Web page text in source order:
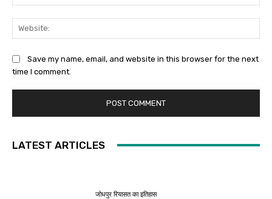
Save my name, email, and website in this browser for the next
time I comment.
LATEST ARTICLES
जोधपुर रियासत का इतिहास